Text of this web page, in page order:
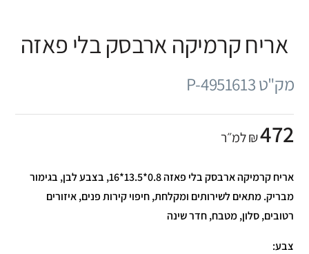
אריח קרמיקה ארבסק בלי פאזה
מק"ט P-4951613
472₪ למ״ר
אריח קרמיקה ארבסק בלי פאזה 0.8*13.5*16, בצבע לבן, בגימור
מבריק. מתאים לשירותים ומקלחת, חיפוי קירות פנים, איזורים
רטובים, סלון, מטבח, חדר שינה
צבע: